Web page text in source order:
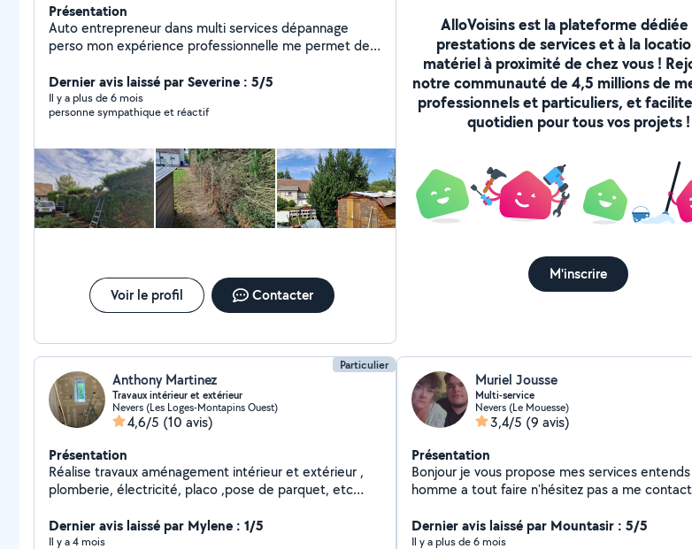
Présentation
Auto entrepreneur dans multi services dépannage
perso mon expérience professionnelle me permet de
et soigner
Dernier avis laissé par Severine : 5/5
Il y a plus de 6 mois
personne sympathique et réactif
Voir le profil Contacter
AlloVoisins est la plateforme dédiée
prestations de services et à la
matériel à proximité de chez vous !
notre communauté de 4,5 millions de
professionnels et particuliers, et
quotidien pour tous vos projets !
M'inscrire
Particulier
Anthony Martinez
Travaux intérieur et extérieur
Nevers (Les Loges-Montapins Ouest)
4,6/5 (10 avis)
Présentation
Réalise travaux aménagement intérieur et extérieur ,
plomberie, électricité, placo ,pose de parquet, etc
renseignements me contacter
Dernier avis laissé par Mylene : 1/5
Il y a 4 mois
Muriel Jousse
Multi-service
Nevers (Le Mouesse)
3,4/5 (9 avis)
Présentation
Bonjour je vous propose mes services
homme a tout faire n'hésitez pas a me
Dernier avis laissé par Mountasir : 5/5
Il y a plus de 6 mois